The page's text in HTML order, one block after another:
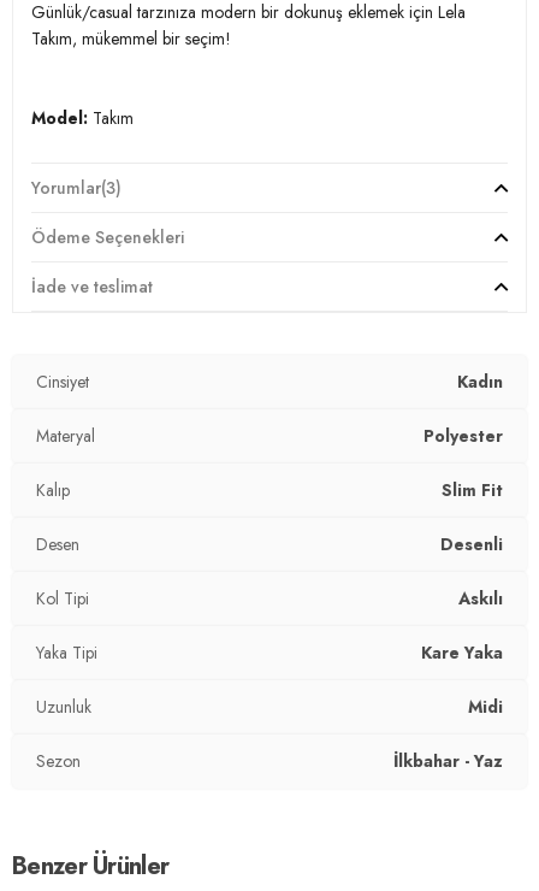
Günlük/casual tarzınıza modern bir dokunuş eklemek için Lela
Takım, mükemmel bir seçim!
Model: Takım
Desen:
Mevsim: Yazlık
Yaka Tipi:
Kol Tipi:
Uzunluk:
Kalıp Bilgisi:
Yaş Grubu:
Yorumlar(3)
Ödeme Seçenekleri
İade ve teslimat
Cinsiyet Kadın
Materyal Polyester
Kalıp Slim Fit
Desen Desenli
Kol Tipi Askılı
Yaka Tipi Kare Yaka
Uzunluk Midi
Sezon İlkbahar - Yaz
Benzer Ürünler